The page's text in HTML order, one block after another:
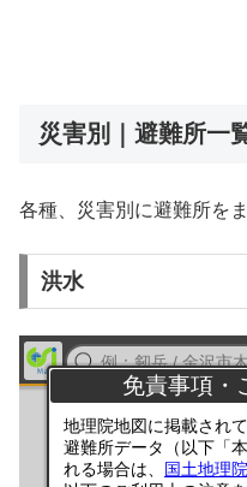
災害別｜避難所一
各種、災害別に避難所を
洪水